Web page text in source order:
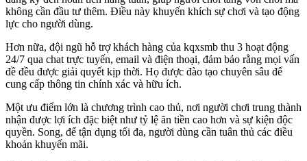
không cần đầu tư thêm. Điều này khuyến khích sự chơi và tạo động
lực cho người dùng.
Hơn nữa, đội ngũ hỗ trợ khách hàng của kqxsmb thu 3 hoạt động
24/7 qua chat trực tuyến, email và điện thoại, đảm bảo rằng mọi vấn
đề đều được giải quyết kịp thời. Họ được đào tạo chuyên sâu để
cung cấp thông tin chính xác và hữu ích.
Một ưu điểm lớn là chương trình cao thủ, nơi người chơi trung thành
nhận được lợi ích đặc biệt như tỷ lệ ăn tiền cao hơn và sự kiện độc
quyền. Song, để tận dụng tối đa, người dùng cần tuân thủ các điều
khoản khuyến mãi.